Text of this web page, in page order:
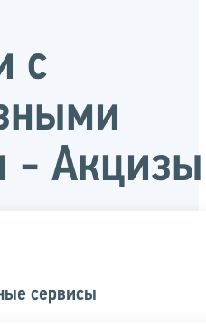
с
- Акцизы
сервисы